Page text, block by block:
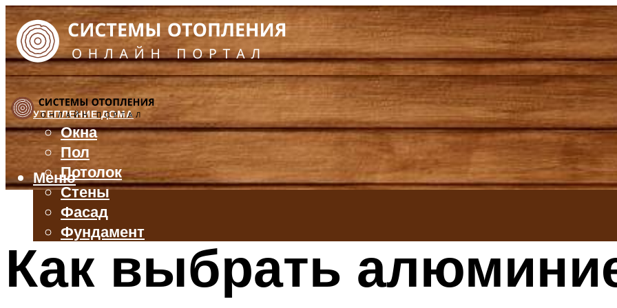
УТЕПЛЕНИЕ ДОМА
Окна
Пол
Потолок
Стены
Фасад
Фундамент
БАЛКОН И ЛОДЖИЯ
КРЫША
Меню
Как выбрать